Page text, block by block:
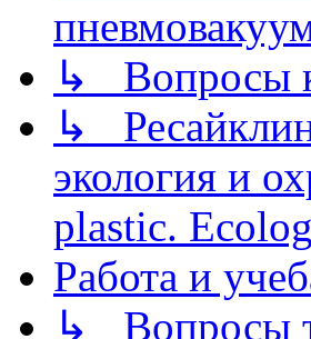
↳ Вопросы
↳
экология и
plastic.
Работа и
↳ Вопросы